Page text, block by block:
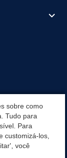
sobre como
Tudo para
Para
customizá-los,
você